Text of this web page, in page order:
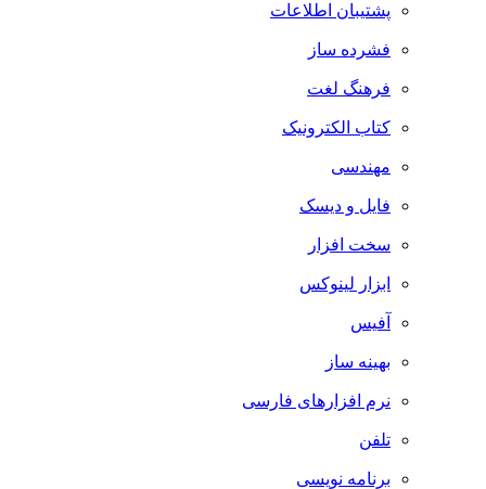
پشتیبان اطلاعات
فشرده ساز
فرهنگ لغت
کتاب الکترونیک
مهندسی
فایل و دیسک
سخت افزار
ابزار لینوکس
آفیس
بهینه ساز
نرم افزارهای فارسی
تلفن
برنامه نویسی